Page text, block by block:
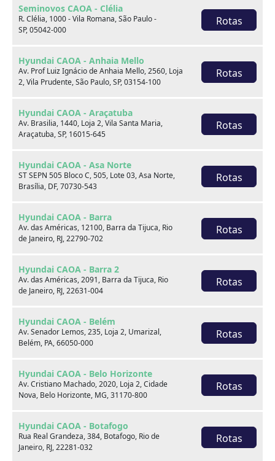
Seminovos CAOA - Clélia
R. Clélia, 1000 - Vila Romana, São Paulo -
SP, 05042-000
Rotas
Hyundai CAOA - Anhaia Mello
Av. Prof Luiz Ignácio de Anhaia Mello, 2560, Loja
2, Vila Prudente, São Paulo, SP, 03154-100
Rotas
Hyundai CAOA - Araçatuba
Av. Brasilia, 1440, Loja 2, Vila Santa Maria,
Araçatuba, SP, 16015-645
Rotas
Hyundai CAOA - Asa Norte
ST SEPN 505 Bloco C, 505, Lote 03, Asa Norte,
Brasília, DF, 70730-543
Rotas
Hyundai CAOA - Barra
Av. das Américas, 12100, Barra da Tijuca, Rio
de Janeiro, RJ, 22790-702
Rotas
Hyundai CAOA - Barra 2
Av. das Américas, 2091, Barra da Tijuca, Rio
de Janeiro, RJ, 22631-004
Rotas
Hyundai CAOA - Belém
Av. Senador Lemos, 235, Loja 2, Umarizal,
Belém, PA, 66050-000
Rotas
Hyundai CAOA - Belo Horizonte
Av. Cristiano Machado, 2020, Loja 2, Cidade
Nova, Belo Horizonte, MG, 31170-800
Rotas
Hyundai CAOA - Botafogo
Rua Real Grandeza, 384, Botafogo, Rio de
Janeiro, RJ, 22281-032
Rotas
Sobre nós
Venda seu usado